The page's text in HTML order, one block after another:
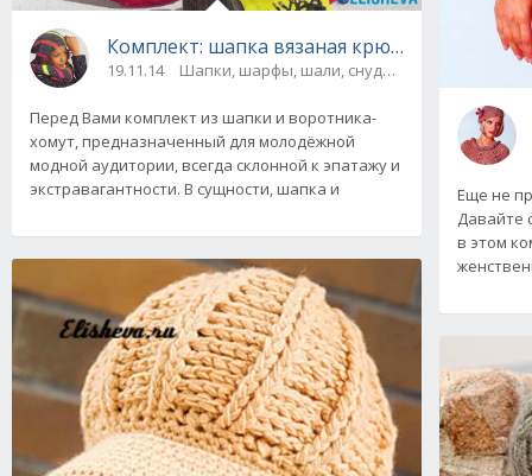
Комплект: шапка вязаная крючком и снуд
19.11.14 Шапки, шарфы, шали, снуды и палантины /
Перед Вами комплект из шапки и воротника-
хомут, предназначенный для молодёжной
модной аудитории, всегда склонной к эпатажу и
экстравагантности. В сущности, шапка и
Еще не
Давайте
в этом